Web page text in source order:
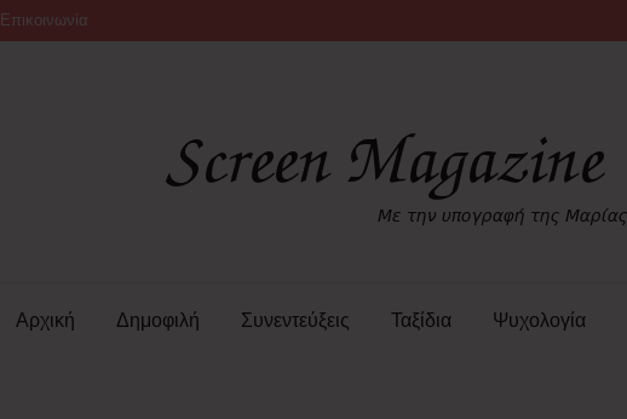
Επικοινωνία
Αρχική Δημοφιλή Συνεντεύξεις Ταξίδια Ψυχολογία